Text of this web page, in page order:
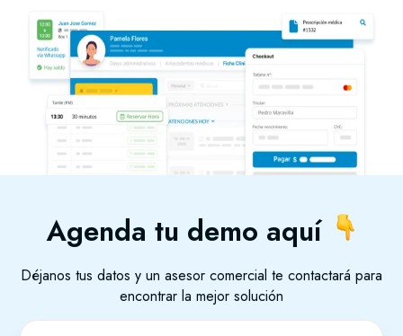
Agenda tu demo aquí
Déjanos tus datos y un asesor comercial te contactará para
encontrar la mejor solución